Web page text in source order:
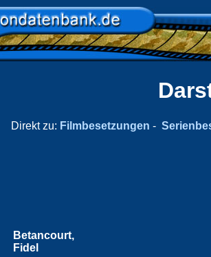
Direkt zu: Filmbesetzungen -
Betancourt,
Fidel